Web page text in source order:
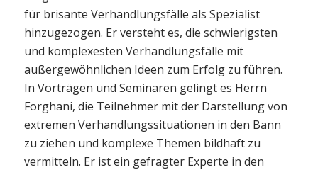
für brisante Verhandlungsfälle als Spezialist
hinzugezogen. Er versteht es, die schwierigsten
und komplexesten Verhandlungsfälle mit
außergewöhnlichen Ideen zum Erfolg zu führen.
In Vorträgen und Seminaren gelingt es Herrn
Forghani, die Teilnehmer mit der Darstellung von
extremen Verhandlungssituationen in den Bann
zu ziehen und komplexe Themen bildhaft zu
vermitteln. Er ist ein gefragter Experte in den